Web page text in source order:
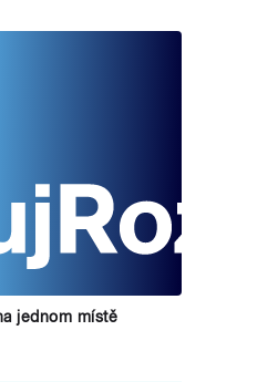
jednom místě